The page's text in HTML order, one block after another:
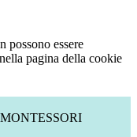
possono essere
pagina della cookie